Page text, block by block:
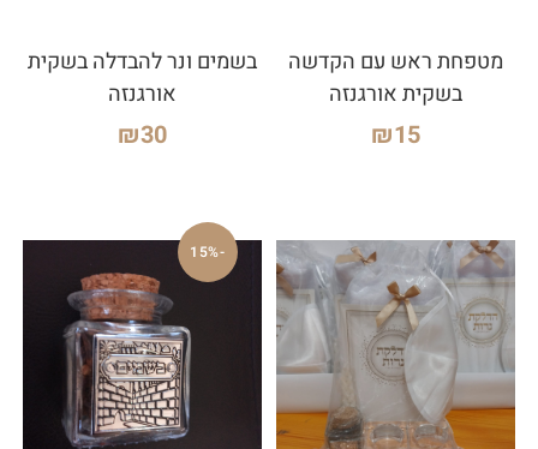
מטפחת ראש עם הקדשה
בשקית אורגנזה
₪15
בשמים ונר להבדלה בשקית
אורגנזה
₪30
-15%